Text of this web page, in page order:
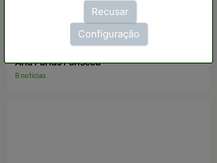
Ana Farias Fonseca
8 noticias
Recusar
Configuração